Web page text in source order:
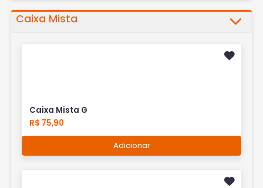
Caixa Mista
Caixa Mista G
R$ 75,90
Adicionar